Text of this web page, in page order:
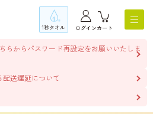
1秒タオル ログインカート
らからパスワード再設定をお願いいたしま
配送遅延について